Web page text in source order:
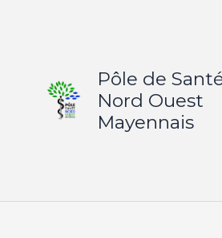
Pôle de
Nord Ouest
Mayennais